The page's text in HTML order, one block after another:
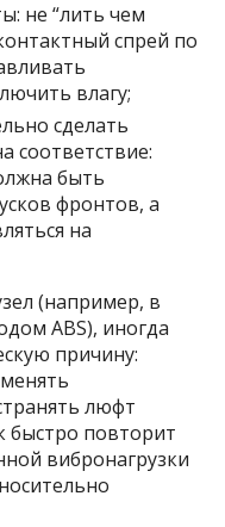
не “лить чем
спрей по
влагу;
сделать
соответствие:
быть
фронтов, а
на
(например, в
ABS), иногда
причину:
люфт
быстро повторит
вибронагрузки